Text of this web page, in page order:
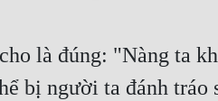
là đúng: "Nàng ta
bị người ta đánh tráo